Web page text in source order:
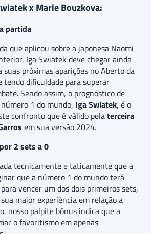
x Marie Bouzkova:
partida
que aplicou sobre a japonesa Naomi
Iga Swiatek deve chegar ainda
próximas aparições no Aberto da
tendo dificuldade para superar
Sendo assim, o prognóstico de
1 do mundo, Iga Swiatek, é o
confronto que é válido pelaterceira
em sua versão 2024.
2 sets a 0
tecnicamente e taticamente que a
que a número 1 do mundo terá
vencer um dos dois primeiros sets,
maior experiência em relação a
nosso palpite bônus indica que a
o favoritismo em apenas